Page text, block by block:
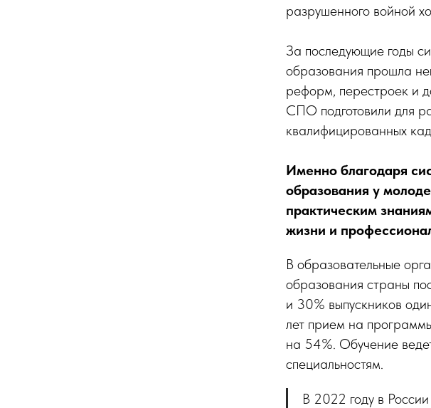
разрушенного войной
За последующие годы
образования прошла
реформ, перестроек и
СПО подготовили для
квалифицированных
Именно благодаря
образования у
практическим
жизни и
В образовательные
образования страны
и 30% выпускников
лет прием на
на 54%. Обучение
специальностям.
В 2022 году в